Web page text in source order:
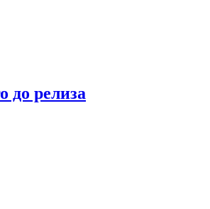
до релиза